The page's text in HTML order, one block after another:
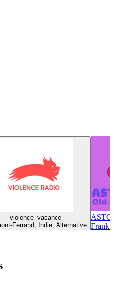
violence_vacance
Ferrand, Indie, Alternative